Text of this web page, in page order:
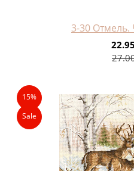
3-30 Отмель.
15%
Sale